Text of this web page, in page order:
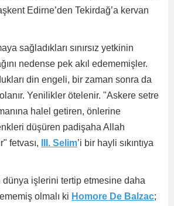
Edirne’den Tekirdağ’a kervan
sağladıkları sınırsız yetkinin
nedense pek akıl edememişler.
din engeli, bir zaman sonra da
Yenilikler ötelenir. "Askere setre
halel getiren, önlerine
düşüren padişaha Allah
fetvası,
III. Selim’i bir hayli sıkıntıya
dünya işlerini tertip etmesine daha
olmalı ki Homore De Balzac;